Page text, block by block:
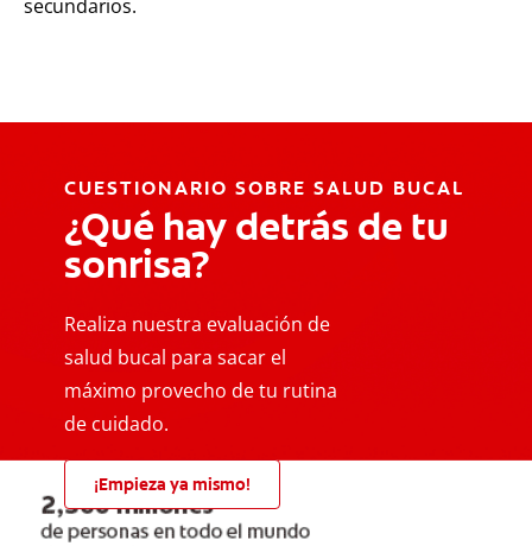
secundarios.
CUESTIONARIO SOBRE SALUD BUCAL
¿Qué hay detrás de tu
sonrisa?
Realiza nuestra evaluación de
salud bucal para sacar el
máximo provecho de tu rutina
de cuidado.
¡Empieza ya mismo!